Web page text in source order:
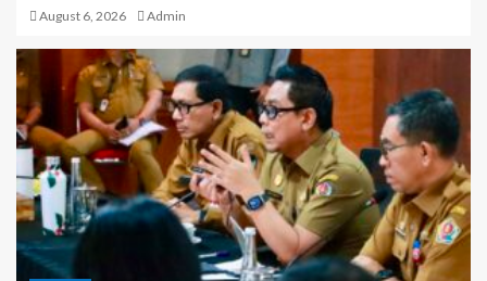
August 6, 2026 Admin